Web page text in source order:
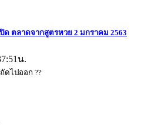
ด ตลาดจากสูตรหวย 2 มกราคม 2563
น.
ดไปออก ??